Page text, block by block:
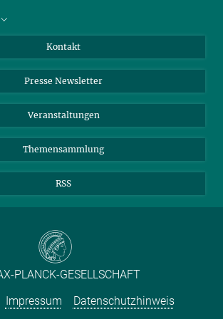
Kontakt
Presse Newsletter
Veranstaltungen
Themensammlung
RSS
PLANCK-GESELLSCHAFT
Impressum Datenschutzhinweis